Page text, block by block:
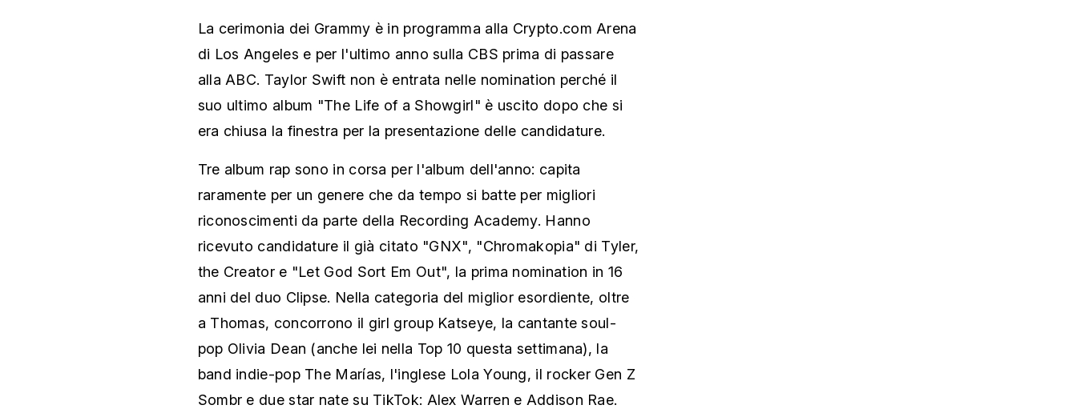
La cerimonia dei Grammy è in programma alla Crypto.com Arena
di Los Angeles e per l'ultimo anno sulla CBS prima di passare
alla ABC. Taylor Swift non è entrata nelle nomination perché il
suo ultimo album "The Life of a Showgirl" è uscito dopo che si
era chiusa la finestra per la presentazione delle candidature.
Tre album rap sono in corsa per l'album dell'anno: capita
raramente per un genere che da tempo si batte per migliori
riconoscimenti da parte della Recording Academy. Hanno
ricevuto candidature il già citato "GNX", "Chromakopia" di Tyler,
the Creator e "Let God Sort Em Out", la prima nomination in 16
anni del duo Clipse. Nella categoria del miglior esordiente, oltre
a Thomas, concorrono il girl group Katseye, la cantante soul-
pop Olivia Dean (anche lei nella Top 10 questa settimana), la
band indie-pop The Marías, l'inglese Lola Young, il rocker Gen Z
Sombr e due star nate su TikTok: Alex Warren e Addison Rae.